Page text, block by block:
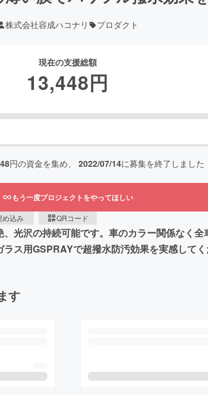
株式会社容成ハコナリ プロダクト
現在の支援総額
13,448円
円の資金を集め、 2022/07/14に募集を終了しました
もう一度プロジェクトをやってほしい
め込み QRコード
光沢の持続可能です。車のカラー関係なく
ス用GSPRAYで超撥水防汚効果を実感してく
す